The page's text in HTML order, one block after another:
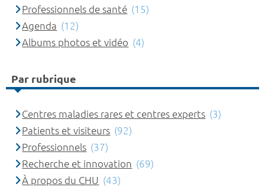
Professionnels de santé (15)
Agenda (12)
Albums photos et vidéo (4)
Par rubrique
Centres maladies rares et centres experts (3)
Patients et visiteurs (92)
Professionnels (37)
Recherche et innovation (69)
À propos du CHU (43)